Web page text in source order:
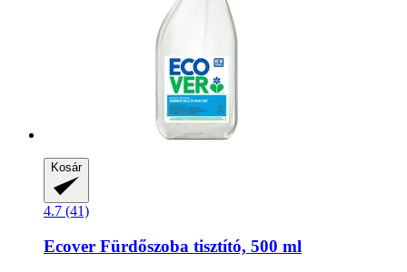
Kosár
4.7 (41)
Ecover Fürdőszoba tisztító, 500 ml